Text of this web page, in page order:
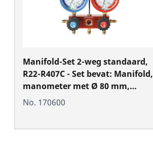
Manifold-Set 2-weg standaard,
R22-R407C - Set bevat: Manifold,
manometer met Ø 80 mm,
„Pulse-free“, Klasse 1.6, 3
No. 170600